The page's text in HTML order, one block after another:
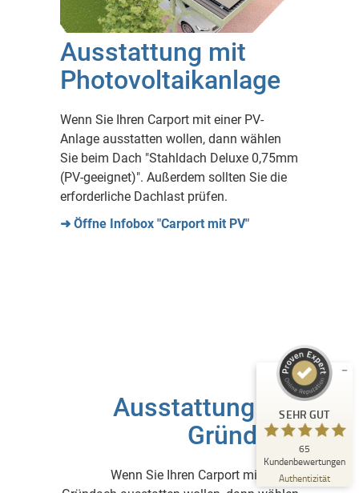
Ausstattung mit
Photovoltaikanlage
Wenn Sie Ihren Carport mit einer PV-
Anlage ausstatten wollen, dann wählen
Sie beim Dach "Stahldach Deluxe 0,75mm
(PV-geeignet)". Außerdem sollten Sie die
erforderliche Dachlast prüfen.
➜ Öffne Infobox "Carport mit PV"
Ausstattung mit
Gründach
Wenn Sie Ihren Carport mit einem
SEHR GUT
65
Kundenbewertungen
Authentizität
ProvenExpert.com
14
Bewertungen auf
ProvenExpert.com
Bewertungen von
1
anderen Quelle
Blick aufs ProvenExpert-Profil werfen
12.07.2026